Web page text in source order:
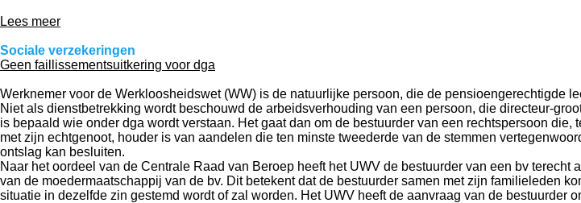
Lees meer
Sociale verzekeringen
Geen faillissementsuitkering voor dga
Werknemer voor de Werkloosheidswet (WW) is de natuurlijke persoon, die de pensioengerechtigde
Niet als dienstbetrekking wordt beschouwd de arbeidsverhouding van een persoon, die directeur-
is bepaald wie onder dga wordt verstaan. Het gaat dan om de bestuurder van een rechtspersoon
met zijn echtgenoot, houder is van aandelen die ten minste tweederde van de stemmen
ontslag kan besluiten.
Naar het oordeel van de Centrale Raad van Beroep heeft het UWV de bestuurder van een bv
van de moedermaatschappij van de bv. Dit betekent dat de bestuurder samen met zijn familieleden
situatie in dezelfde zin gestemd wordt of zal worden. Het UWV heeft de aanvraag van de bestuurder